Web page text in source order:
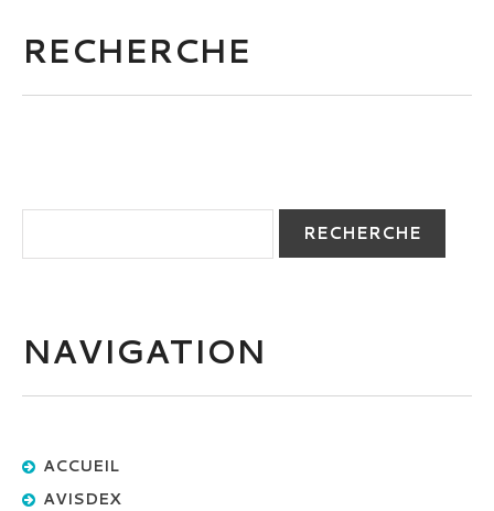
RECHERCHE
NAVIGATION
ACCUEIL
AVISDEX